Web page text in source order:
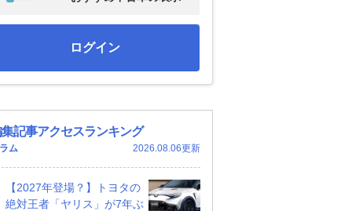
ログイン
記事アクセスランキング
ム 2026.08.06更新
【2027年登場？】トヨタの
絶対王者「ヤリス」が7年ぶ